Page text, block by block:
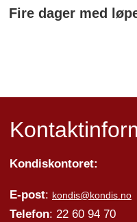
Fire dager med
Kondiskontoret:
E-post: kondis@kondis.no
Telefon: 22 60 94 70